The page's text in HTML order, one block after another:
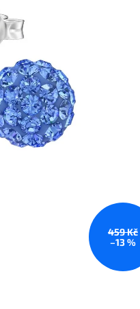
459 Kč
–13 %